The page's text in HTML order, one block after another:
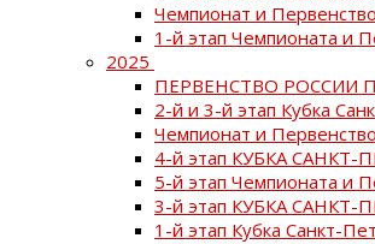
Чемпионат и
1-й этап Чемпионата и
2025
ПЕРВЕНСТВО РОССИИ
2-й и 3-й этап Кубка
Чемпионат и
4-й этап КУБКА
5-й этап Чемпионата и
3-й этап КУБКА
1-й этап Кубка Санкт-